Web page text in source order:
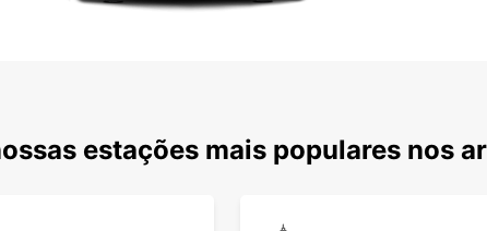
estações mais populares nos